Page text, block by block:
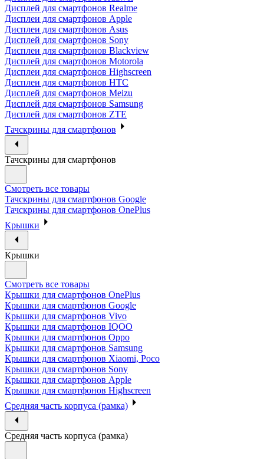
Дисплей для смартфонов Realme
Дисплеи для смартфонов Apple
Дисплеи для смартфонов Asus
Дисплей для смартфонов Sony
Дисплеи для смартфонов Blackview
Дисплей для смартфонов Motorola
Дисплеи для смартфонов Highscreen
Дисплеи для смартфонов HTC
Дисплей для смартфонов Meizu
Дисплей для смартфонов Samsung
Дисплей для смартфонов ZTE
Тачскрины для смартфонов
Тачскрины для смартфонов
Смотреть все товары
Тачскрины для смартфонов Google
Тачскрины для смартфонов OnePlus
Крышки
Крышки
Смотреть все товары
Крышки для смартфонов OnePlus
Крышки для смартфонов Google
Крышки для смартфонов Vivo
Крышки для смартфонов IQOO
Крышки для смартфонов Oppo
Крышки для смартфонов Samsung
Крышки для смартфонов Xiaomi, Poco
Крышки для смартфонов Sony
Крышки для смартфонов Apple
Крышки для смартфонов Highscreen
Средняя часть корпуса (рамка)
Средняя часть корпуса (рамка)